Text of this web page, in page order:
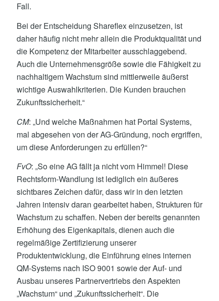
Fall.
Bei der Entscheidung Shareflex einzusetzen, ist
daher häufig nicht mehr allein die Produktqualität und
die Kompetenz der Mitarbeiter ausschlaggebend.
Auch die Unternehmensgröße sowie die Fähigkeit zu
nachhaltigem Wachstum sind mittlerweile äußerst
wichtige Auswahlkriterien. Die Kunden brauchen
Zukunftssicherheit.“
CM: „Und welche Maßnahmen hat Portal Systems,
mal abgesehen von der AG-Gründung, noch ergriffen,
um diese Anforderungen zu erfüllen?“
FvO: „So eine AG fällt ja nicht vom Himmel! Diese
Rechtsform-Wandlung ist lediglich ein äußeres
sichtbares Zeichen dafür, dass wir in den letzten
Jahren intensiv daran gearbeitet haben, Strukturen für
Wachstum zu schaffen. Neben der bereits genannten
Erhöhung des Eigenkapitals, dienen auch die
regelmäßige Zertifizierung unserer
Produktentwicklung, die Einführung eines internen
QM-Systems nach ISO 9001 sowie der Auf- und
Ausbau unseres Partnervertriebs den Aspekten
„Wachstum“ und „Zukunftssicherheit“. Die